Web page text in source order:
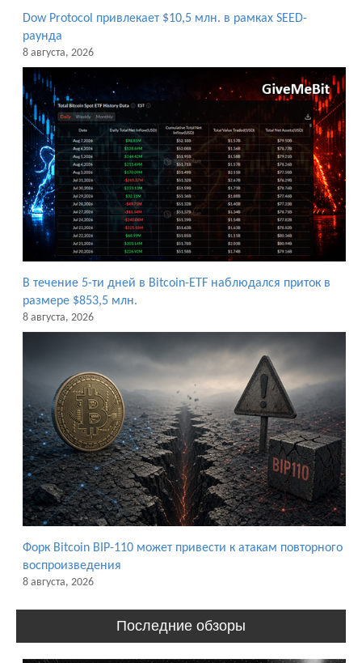
Dow Protocol привлекает $10,5 млн. в рамках SEED-
раунда
8 августа, 2026
В течение 5-ти дней в Bitcoin-ETF наблюдался приток в
размере $853,5 млн.
8 августа, 2026
Форк Bitcoin BIP-110 может привести к атакам повторного
воспроизведения
8 августа, 2026
Последние обзоры